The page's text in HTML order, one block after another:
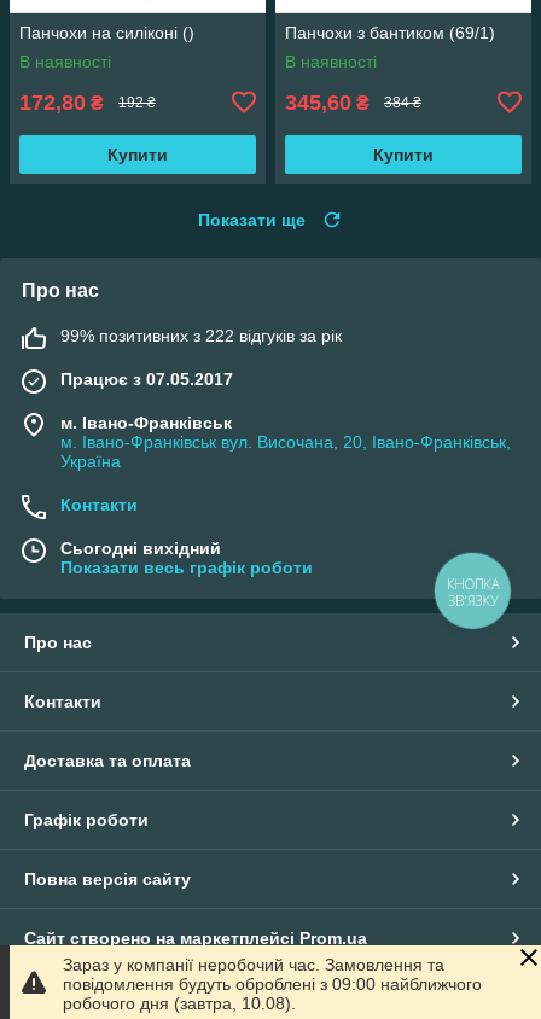
Панчохи на силіконі ()
В наявності
172,80 ₴ 192 ₴
Купити
Панчохи з бантиком (69/1)
В наявності
345,60 ₴ 384 ₴
Купити
Показати ще
Про нас
99% позитивних з 222 відгуків за рік
Працює з 07.05.2017
м. Івано-Франківськ
м. Івано-Франківськ вул. Височана, 20, Івано-Франківськ,
Україна
Контакти
Сьогодні вихідний
Показати весь графік роботи
Про нас
Контакти
Доставка та оплата
Графік роботи
Повна версія сайту
Сайт створено на маркетплейсі Prom.ua
Політика конфіденційності
Зараз у компанії неробочий час. Замовлення та
повідомлення будуть оброблені з 09:00 найближчого
робочого дня (завтра, 10.08).
КНОПКА
ЗВ'ЯЗКУ